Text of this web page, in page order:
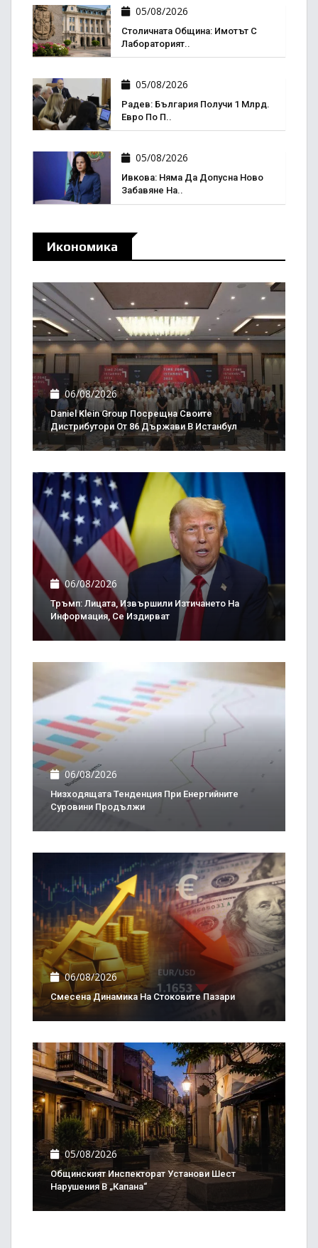
05/08/2026
Столичната Община: Имотът С
Лабораторият..
05/08/2026
Радев: България Получи 1 Млрд.
Евро По П..
05/08/2026
Ивкова: Няма Да Допусна Ново
Забавяне На..
Икономика
06/08/2026
Daniel Klein Group Посрещна Своите
Дистрибутори От 86 Държави В Истанбул
06/08/2026
Тръмп: Лицата, Извършили Изтичането На
Информация, Се Издирват
06/08/2026
Низходящата Тенденция При Енергийните
Суровини Продължи
06/08/2026
Смесена Динамика На Стоковите Пазари
05/08/2026
Общинският Инспекторат Установи Шест
Нарушения В „Капана“